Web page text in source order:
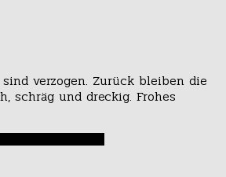
verzogen. Zurück bleiben die
schräg und dreckig. Frohes